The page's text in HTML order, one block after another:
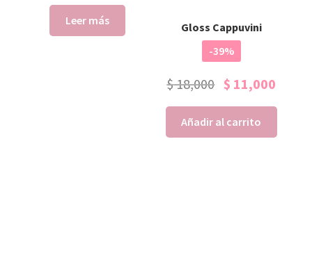
Leer más
Gloss Cappuvini
-39%
$18,000 $ 11,000
Añadir al carrito